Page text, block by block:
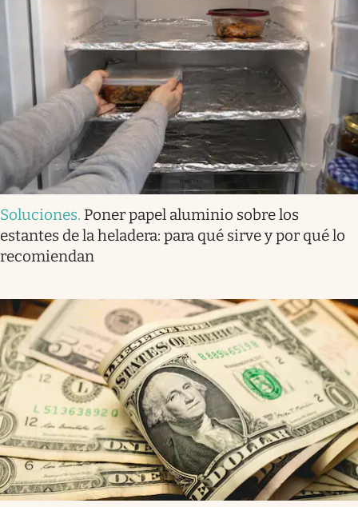
Soluciones. Poner papel aluminio sobre los
estantes de la heladera: para qué sirve y por qué lo
recomiendan